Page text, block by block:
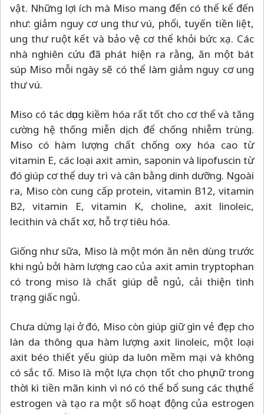
vật. Những lợi ích mà Miso mang đến có thể kể đến
như: giảm nguy cơ ung thư vú, phổi, tuyến tiền liệt,
ung thư ruột kết và bảo vệ cơ thể khỏi bức xạ. Các
nhà nghiên cứu đã phát hiện ra rằng, ăn một bát
súp Miso mỗi ngày sẽ có thể làm giảm nguy cơ ung
thư vú.
Miso có tác dụng kiềm hóa rất tốt cho cơ thể và tăng
cường hệ thống miễn dịch để chống nhiễm trùng.
Miso có hàm lượng chất chống oxy hóa cao từ
vitamin E, các loại axit amin, saponin và lipofuscin từ
đó giúp cơ thể duy trì và cân bằng dinh dưỡng. Ngoài
ra, Miso còn cung cấp protein, vitamin B12, vitamin
B2, vitamin E, vitamin K, choline, axit linoleic,
lecithin và chất xơ, hỗ trợ tiêu hóa.
Giống như sữa, Miso là một món ăn nên dùng trước
khi ngủ bởi hàm lượng cao của axit amin tryptophan
có trong miso là chất giúp dễ ngủ, cải thiện tình
trạng giấc ngủ.
Chưa dừng lại ở đó, Miso còn giúp giữ gìn vẻ đẹp cho
làn da thông qua hàm lượng axit linoleic, một loại
axit béo thiết yếu giúp da luôn mềm mại và không
có sắc tố. Miso là một lựa chọn tốt cho phụ nữ trong
thời kì tiền mãn kinh vì nó có thể bổ sung các thụ thể
estrogen và tạo ra một số hoạt động của estrogen